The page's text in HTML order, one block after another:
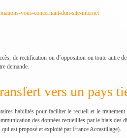
vous-concernant-dun-site-internet
de rectification ou d’opposition ou toute autre
demande.
vers un pays
habilités pour faciliter le recueil et le
des données recueillies par le biais
est proposé et exploité par France Accastillage).